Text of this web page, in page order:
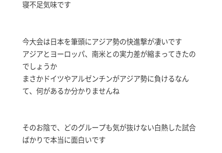
寝不足気味です
今大会は日本を筆頭にアジア勢の快進撃が凄いです
アジアとヨーロッパ、南米との実力差が縮まってきたの
でしょうか
まさかドイツやアルゼンチンがアジア勢に負けるなん
て、何があるか分かりませんね
そのお陰で、どのグループも気が抜けない白熱した試合
ばかりで本当に面白いです